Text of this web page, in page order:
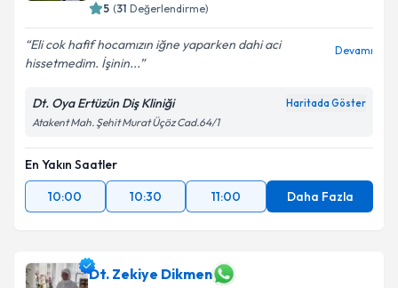
5 (31 Değerlendirme)
Eli cok hafif hocamızın iğne yaparken dahi aci
hissetmedim. İşinin...
Devamı
Dt. Oya Ertüzün Diş Kliniği Haritada Göster
Atakent Mah. Şehit Murat Üçöz Cad.64/1
En Yakın Saatler
10:00
10:30 11:00 Daha Fazla
Dt. Zekiye Dikmen